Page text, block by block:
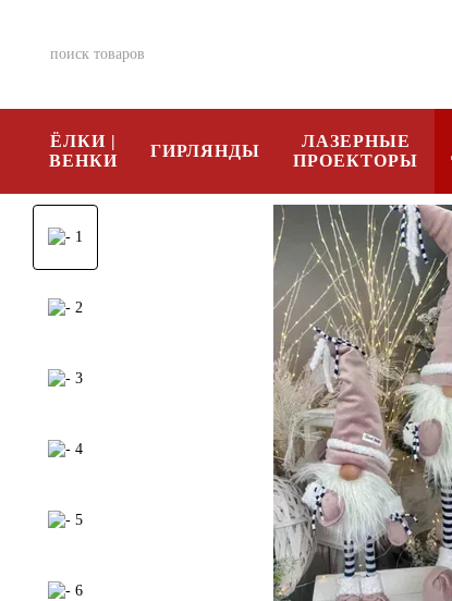
ЁЛКИ |
ВЕНКИ
ГИРЛЯНДЫ
ЛАЗЕРНЫЕ
ПРОЕКТОРЫ